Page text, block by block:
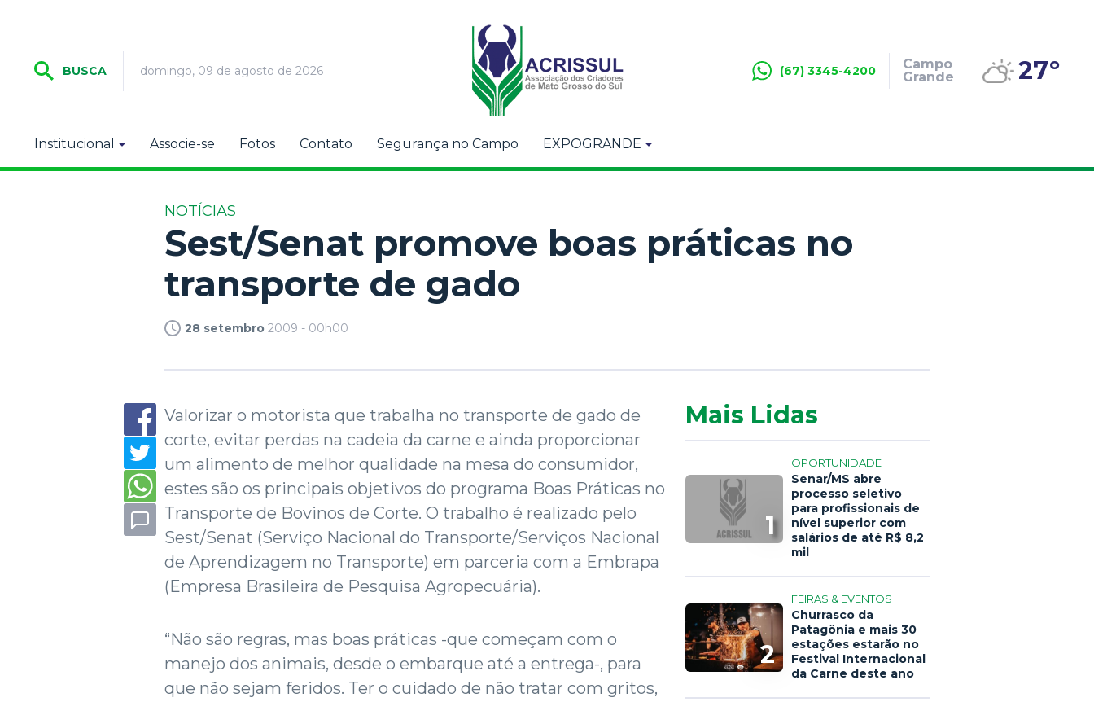
BUSCA domingo, 09 de agosto de 2026 (67) 3345-4200
Campo
Grande
27º
Institucional Associe-se Fotos Contato Segurança no Campo EXPOGRANDE
NOTÍCIAS
Sest/Senat promove boas práticas no
transporte de gado
28 setembro 2009 - 00h00
Valorizar o motorista que trabalha no transporte de gado de
corte, evitar perdas na cadeia da carne e ainda proporcionar
um alimento de melhor qualidade na mesa do consumidor,
estes são os principais objetivos do programa Boas Práticas no
Transporte de Bovinos de Corte. O trabalho é realizado pelo
Sest/Senat (Serviço Nacional do Transporte/Serviços Nacional
de Aprendizagem no Transporte) em parceria com a Embrapa
(Empresa Brasileira de Pesquisa Agropecuária).
“Não são regras, mas boas práticas -que começam com o
manejo dos animais, desde o embarque até a entrega-, para
que não sejam feridos. Ter o cuidado de não tratar com gritos,
Mais Lidas
1
OPORTUNIDADE
Senar/MS abre
processo seletivo
para profissionais de
nível superior com
salários de até R$ 8,2
mil
2
FEIRAS & EVENTOS
Churrasco da
Patagônia e mais 30
estações estarão no
Festival Internacional
da Carne deste ano